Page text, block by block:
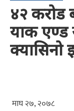
४२ करोड
याक एण्ड
क्यासिनो
माघ २७, २०७८